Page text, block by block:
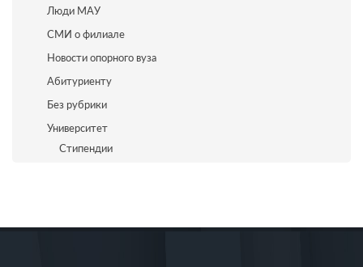
Люди МАУ
СМИ о филиале
Новости опорного вуза
Абитуриенту
Без рубрики
Университет
Стипендии